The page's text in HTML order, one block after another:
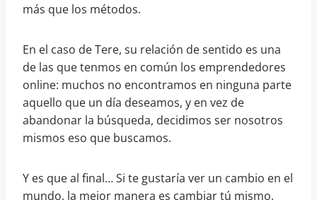
más que los métodos.
En el caso de Tere, su relación de sentido es una
de las que tenmos en común los emprendedores
online: muchos no encontramos en ninguna parte
aquello que un día deseamos, y en vez de
abandonar la búsqueda, decidimos ser nosotros
mismos eso que buscamos.
Y es que al final… Si te gustaría ver un cambio en el
mundo, la mejor manera es cambiar tú mismo,